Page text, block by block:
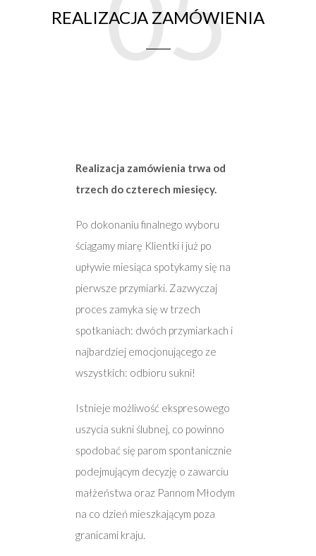
REALIZACJA ZAMÓWIENIA
Realizacja zamówienia trwa od
trzech do czterech miesięcy.
Po dokonaniu finalnego wyboru
ściągamy miarę Klientki i już po
upływie miesiąca spotykamy się na
pierwsze przymiarki. Zazwyczaj
proces zamyka się w trzech
spotkaniach: dwóch przymiarkach i
najbardziej emocjonującego ze
wszystkich: odbioru sukni!
Istnieje możliwość ekspresowego
uszycia sukni ślubnej, co powinno
spodobać się parom spontanicznie
podejmującym decyzję o zawarciu
małżeństwa oraz Pannom Młodym
na co dzień mieszkającym poza
granicami kraju.